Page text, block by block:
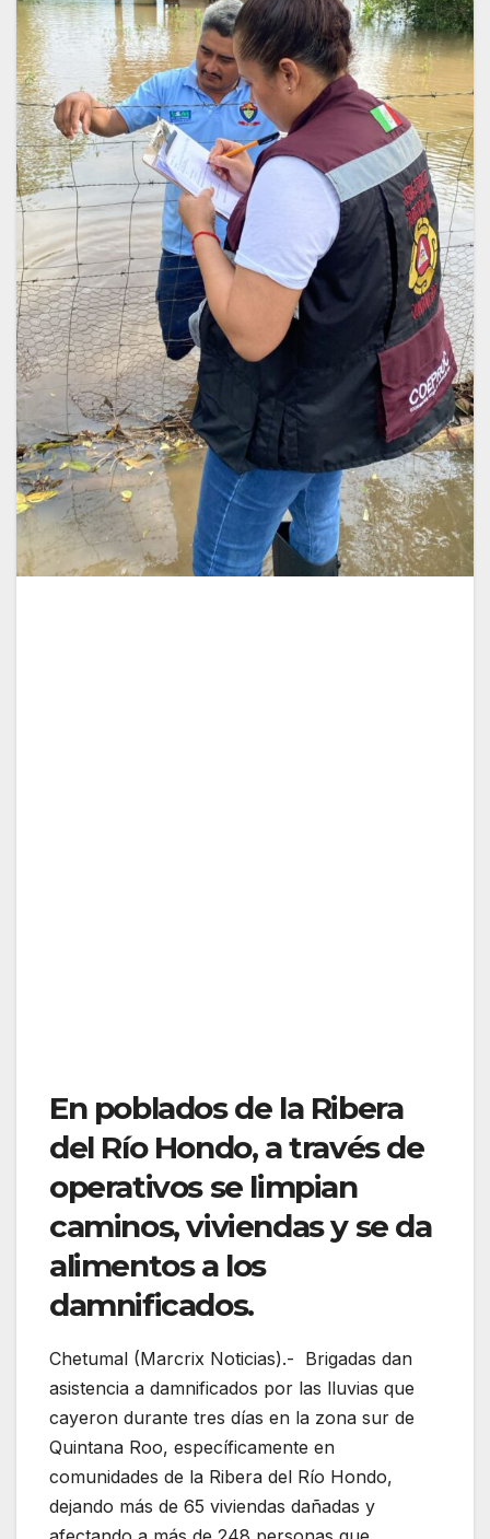
En poblados de la Ribera
del Río Hondo, a través de
operativos se limpian
caminos, viviendas y se da
alimentos a los
damnificados.
Chetumal (Marcrix Noticias).- Brigadas dan
asistencia a damnificados por las lluvias que
cayeron durante tres días en la zona sur de
Quintana Roo, específicamente en
comunidades de la Ribera del Río Hondo,
dejando más de 65 viviendas dañadas y